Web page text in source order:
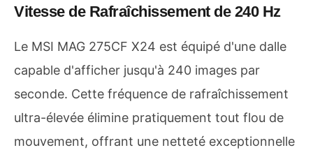
Vitesse de Rafraîchissement de 240 Hz
Le MSI MAG 275CF X24 est équipé d'une dalle
capable d'afficher jusqu'à 240 images par
seconde. Cette fréquence de rafraîchissement
ultra-élevée élimine pratiquement tout flou de
mouvement, offrant une netteté exceptionnelle